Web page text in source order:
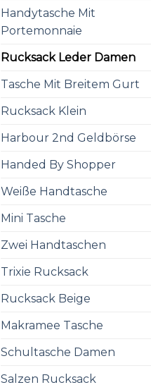
Handytasche Mit
Portemonnaie
Rucksack Leder Damen
Tasche Mit Breitem Gurt
Rucksack Klein
Harbour 2nd Geldbörse
Handed By Shopper
Weiße Handtasche
Mini Tasche
Zwei Handtaschen
Trixie Rucksack
Rucksack Beige
Makramee Tasche
Schultasche Damen
Salzen Rucksack